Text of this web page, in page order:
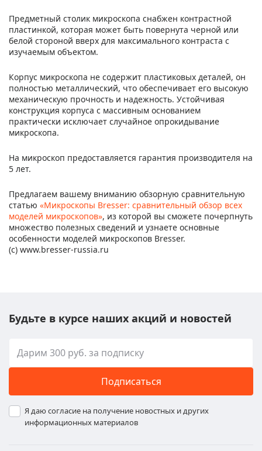
Предметный столик микроскопа снабжен контрастной
пластинкой, которая может быть повернута черной или
белой стороной вверх для максимального контраста с
изучаемым объектом.
Корпус микроскопа не содержит пластиковых деталей, он
полностью металлический, что обеспечивает его высокую
механическую прочность и надежность. Устойчивая
конструкция корпуса с массивным основанием
практически исключает случайное опрокидывание
микроскопа.
На микроскоп предоставляется гарантия производителя на
5 лет.
Предлагаем вашему вниманию обзорную сравнительную
статью «Микроскопы Bresser: сравнительный обзор всех
моделей микроскопов», из которой вы сможете почерпнуть
множество полезных сведений и узнаете основные
особенности моделей микроскопов Bresser.
(c) www.bresser-russia.ru
Будьте в курсе наших акций и новостей
Подписаться
Я даю согласие на получение новостных и других
информационных материалов